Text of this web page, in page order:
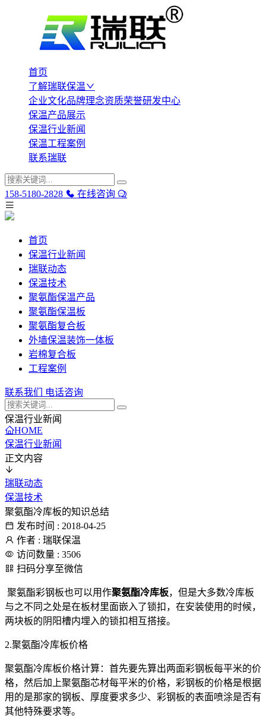
首页
了解瑞联保温
企业文化品牌理念资质荣誉研发中心
保温产品展示
保温行业新闻
保温工程案例
联系瑞联
158-5180-2828 在线咨询
首页
保温行业新闻
瑞联动态
保温技术
聚氨酯保温产品
聚氨酯保温板
聚氨酯复合板
外墙保温装饰一体板
岩棉复合板
工程案例
联系我们 电话咨询
保温行业新闻
HOME
保温行业新闻
正文内容
瑞联动态
保温技术
聚氨酯冷库板的知识总结
发布时间 : 2018-04-25
作者 : 瑞联保温
访问数量 : 3506
扫码分享至微信
聚氨酯彩钢板也可以用作聚氨酯冷库板，但是大多数冷库板
与之不同之处是在板材里面嵌入了锁扣，在安装使用的时候，
两块板的阴阳槽内埋入的锁扣相互搭接。
2.聚氨酯冷库板价格
聚氨酯冷库板价格计算：首先要先算出两面彩钢板每平米的价
格，然后加上聚氨酯芯材每平米的价格，彩钢板的价格是根据
用的是那家的钢板、厚度要求多少、彩钢板的表面喷涂是否有
其他特殊要求等。